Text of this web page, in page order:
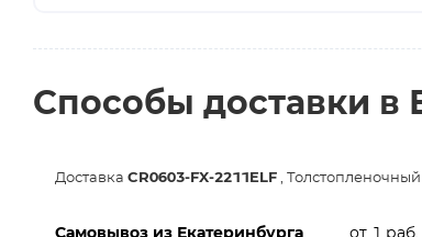
Способы доставки в
Доставка CR0603-FX-2211ELF ,
Самовывоз из Екатеринбурга от 1 раб.